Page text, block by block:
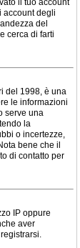
il tuo account
account degli
del
cerca di farti
del 1998, è una
le informazioni
serve una
la
o incertezze,
bene che il
di contatto per
IP oppure
aver